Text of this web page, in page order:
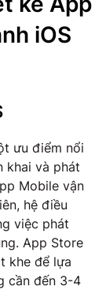
iOS
ưu điểm nổi
khai và phát
Mobile vận
hệ điều
việc phát
App Store
khe để lựa
cần đến 3-4